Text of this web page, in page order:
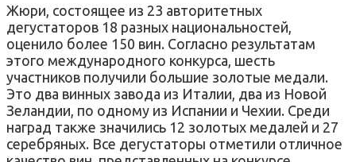
Жюри, состоящее из 23 авторитетных
дегустаторов 18 разных национальностей,
оценило более 150 вин. Согласно результатам
этого международного конкурса, шесть
участников получили большие золотые медали.
Это два винных завода из Италии, два из Новой
Зеландии, по одному из Испании и Чехии. Среди
наград также значились 12 золотых медалей и 27
серебряных. Все дегустаторы отметили отличное